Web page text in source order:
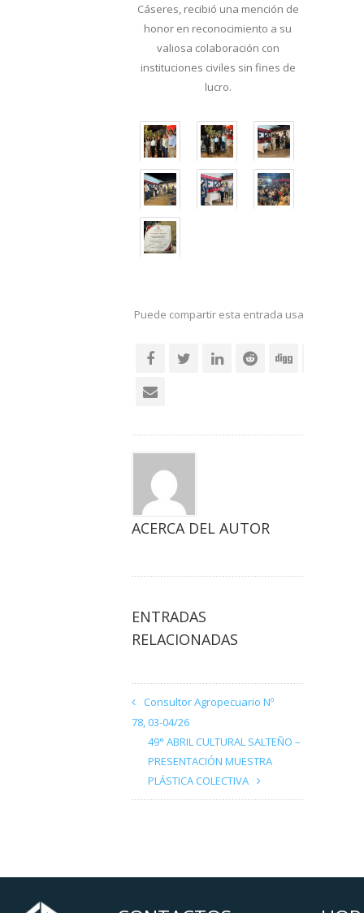
Cáseres, recibió una mención de
honor en reconocimiento a su
valiosa colaboración con
instituciones civiles sin fines de
lucro.
Puede compartir esta entrada usando sus
ACERCA DEL AUTOR
ENTRADAS
RELACIONADAS
Consultor Agropecuario Nº
78, 03-04/26
49° ABRIL CULTURAL SALTEÑO –
PRESENTACIÓN MUESTRA
PLÁSTICA COLECTIVA